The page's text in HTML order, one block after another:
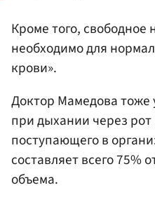
Кроме того, свободное
необходимо для
крови».
Доктор Мамедова тоже
при дыхании через рот
поступающего в
составляет всего 75%
объема.